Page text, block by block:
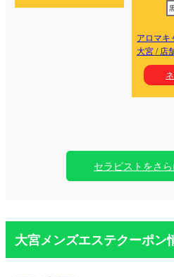
アロマキ
大宮/ 店
セラピストをさ
大宮メンズエステクーポン